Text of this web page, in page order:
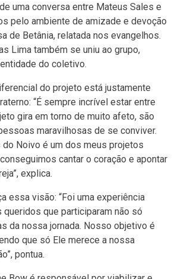
uma conversa entre Mateus Sales e
pelo ambiente de amizade e devoção
de Betânia, relatada nos evangelhos.
Lima também se uniu ao grupo,
do coletivo.
do projeto está justamente
“É sempre incrível estar entre
gira em torno de muito afeto, são
maravilhosas de se conviver.
do Noivo é um dos meus projetos
cantar o coração e apontar
explica.
essa visão: “Foi uma experiência
queridos que participaram não só
da nossa jornada. Nosso objetivo é
que só Ele merece a nossa
pontua.